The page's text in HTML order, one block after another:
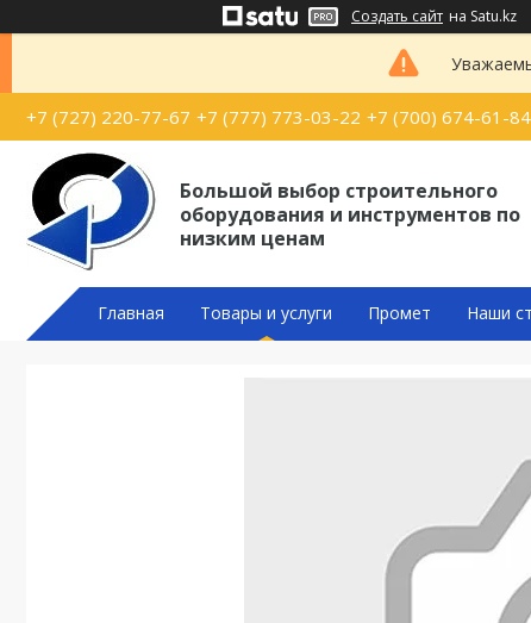
Создать сайт на Satu.kz
+7 (727) 220-77-67 +7 (777) 773-03-22 +7 (700) 674-61-84
Большой выбор строительного
оборудования и инструментов по
низким ценам
Главная Товары и услуги Промет Наши